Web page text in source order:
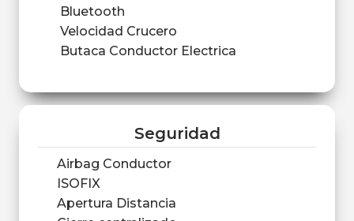
Bluetooth
Velocidad Crucero
Butaca Conductor Electrica
Seguridad
Airbag Conductor
ISOFIX
Apertura Distancia